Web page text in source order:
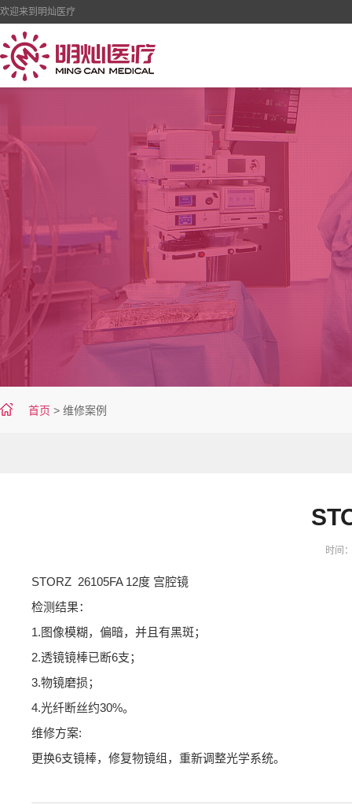
欢迎来到明灿医疗
首页 > 维修案例
时间
STORZ 26105FA 12度 宫腔镜
检测结果：
1.图像模糊，偏暗，并且有黑斑；
2.透镜镜棒已断6支；
3.物镜磨损；
4.光纤断丝约30%。
维修方案:
更换6支镜棒，修复物镜组，重新调整光学系统。